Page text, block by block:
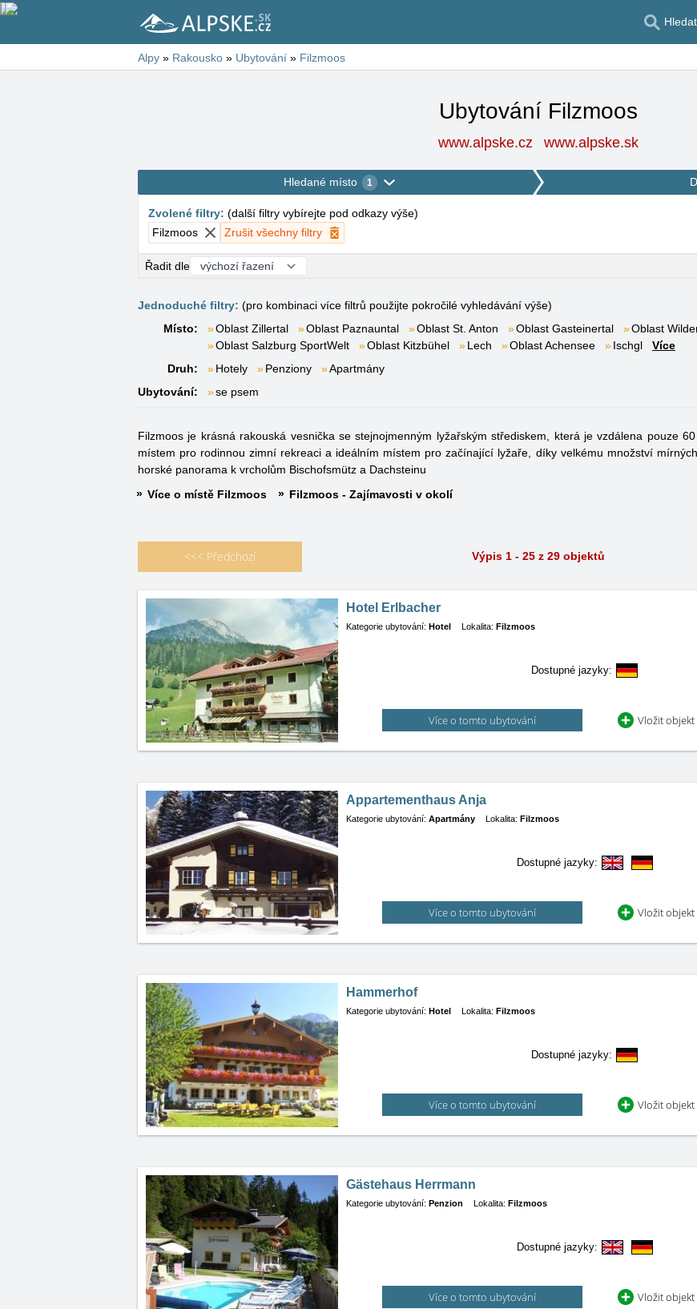
Hledat
Alpy » Rakousko » Ubytování » Filzmoos
Ubytování Filzmoos
www.alpske.cz www.alpske.sk
Hledané místo 1
Zvolené filtry: (další filtry vybírejte pod odkazy výše)
Filzmoos
Zrušit všechny filtry
Řadit dle
Jednoduché filtry: (pro kombinaci více filtrů použijte pokročilé vyhledávání výše)
Místo:
Oblast Zillertal Oblast Paznauntal Oblast St. Anton Oblast Gasteinertal
Oblast
Oblast Salzburg SportWelt
Oblast Kitzbühel Lech Oblast Achensee Ischgl
Více
Druh:
Hotely Penziony
Apartmány
Ubytování:
se psem
Filzmoos je krásná rakouská vesnička se stejnojmenným lyžařským střediskem, která je vzdálena pouze
místem pro rodinnou zimní rekreaci a ideálním místem pro začínající lyžaře, díky velkému množství
horské panorama k vrcholům Bischofsmütz a Dachsteinu
Více o místě Filzmoos
Filzmoos - Zajímavosti v okolí
<<< Předchozí Výpis 1 - 25 z 29 objektů
Hotel Erlbacher
Kategorie ubytování: Hotel Lokalita: Filzmoos
Dostupné jazyky:
Více o tomto ubytování Vložit objekt
Appartementhaus Anja
Kategorie ubytování: Apartmány Lokalita: Filzmoos
Dostupné jazyky:
Více o tomto ubytování Vložit objekt
Hammerhof
Kategorie ubytování: Hotel Lokalita: Filzmoos
Dostupné jazyky:
Více o tomto ubytování Vložit objekt
Gästehaus Herrmann
Kategorie ubytování: Penzion Lokalita: Filzmoos
Dostupné jazyky:
Více o tomto ubytování Vložit objekt